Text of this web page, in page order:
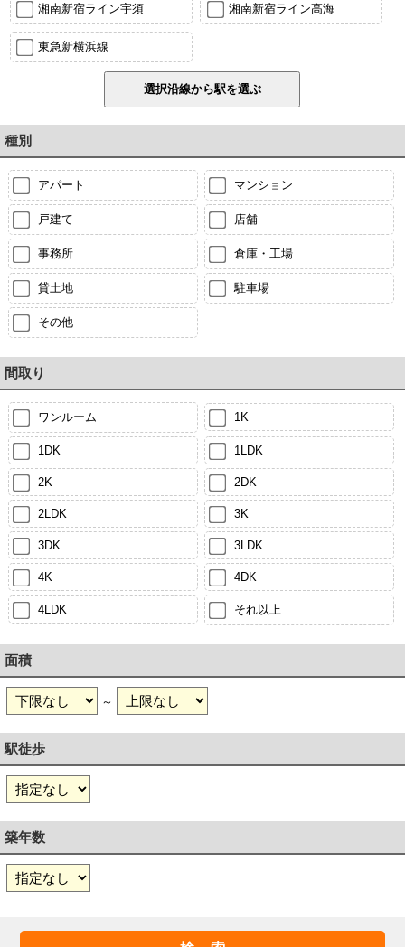
湘南新宿ライン宇須 湘南新宿ライン高海
東急新横浜線
種別
アパート マンション
戸建て 店舗
事務所 倉庫・工場
貸土地 駐車場
その他
間取り
ワンルーム 1K
1DK 1LDK
2K 2DK
2LDK 3K
3DK 3LDK
4K 4DK
4LDK それ以上
面積
～
駅徒歩
築年数